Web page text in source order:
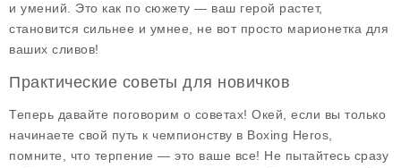
и умений. Это как по сюжету — ваш герой растет,
становится сильнее и умнее, не вот просто марионетка для
ваших сливов!
Практические советы для новичков
Теперь давайте поговорим о советах! Окей, если вы только
начинаете свой путь к чемпионству в Boxing Heros
помните, что терпение — это ваше все! Не пытайтесь сразу